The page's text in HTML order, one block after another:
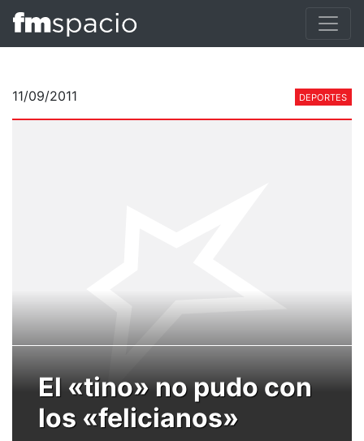
11/09/2011 DEPORTES
El «tino» no pudo con
los «felicianos»